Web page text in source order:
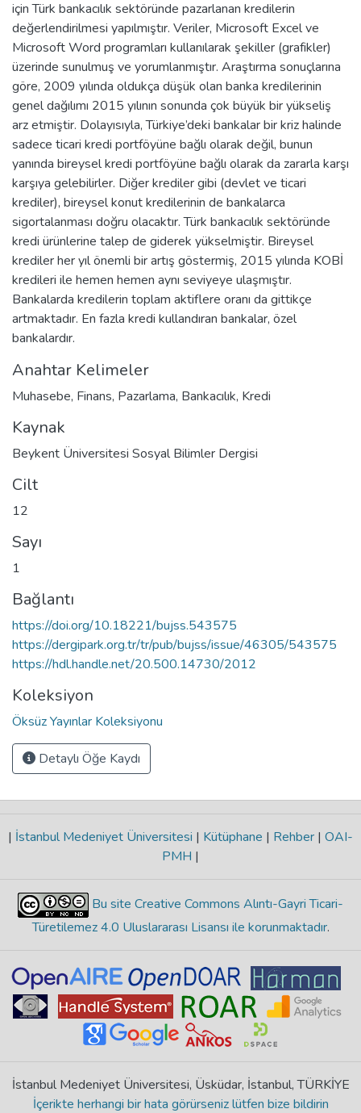
için Türk bankacılık sektöründe pazarlanan kredilerin
değerlendirilmesi yapılmıştır. Veriler, Microsoft Excel ve
Microsoft Word programları kullanılarak şekiller (grafikler)
üzerinde sunulmuş ve yorumlanmıştır. Araştırma sonuçlarına
göre, 2009 yılında oldukça düşük olan banka kredilerinin
genel dağılımı 2015 yılının sonunda çok büyük bir yükseliş
arz etmiştir. Dolayısıyla, Türkiye’deki bankalar bir kriz halinde
sadece ticari kredi portföyüne bağlı olarak değil, bunun
yanında bireysel kredi portföyüne bağlı olarak da zararla karşı
karşıya gelebilirler. Diğer krediler gibi (devlet ve ticari
krediler), bireysel konut kredilerinin de bankalarca
sigortalanması doğru olacaktır. Türk bankacılık sektöründe
kredi ürünlerine talep de giderek yükselmiştir. Bireysel
krediler her yıl önemli bir artış göstermiş, 2015 yılında KOBİ
kredileri ile hemen hemen aynı seviyeye ulaşmıştır.
Bankalarda kredilerin toplam aktiflere oranı da gittikçe
artmaktadır. En fazla kredi kullandıran bankalar, özel
bankalardır.
Anahtar Kelimeler
Muhasebe, Finans, Pazarlama, Bankacılık, Kredi
Kaynak
Beykent Üniversitesi Sosyal Bilimler Dergisi
Cilt
12
Sayı
1
Bağlantı
https://doi.org/10.18221/bujss.543575
https://dergipark.org.tr/tr/pub/bujss/issue/46305/543575
https://hdl.handle.net/20.500.14730/2012
Koleksiyon
Öksüz Yayınlar Koleksiyonu
Detaylı Öğe Kaydı
| İstanbul Medeniyet Üniversitesi | Kütüphane | Rehber | OAI-
PMH |
Bu site Creative Commons Alıntı-Gayri Ticari-
Türetilemez 4.0 Uluslararası Lisansı ile korunmaktadır.
İstanbul Medeniyet Üniversitesi, Üsküdar, İstanbul, TÜRKİYE
İçerikte herhangi bir hata görürseniz lütfen bize bildirin